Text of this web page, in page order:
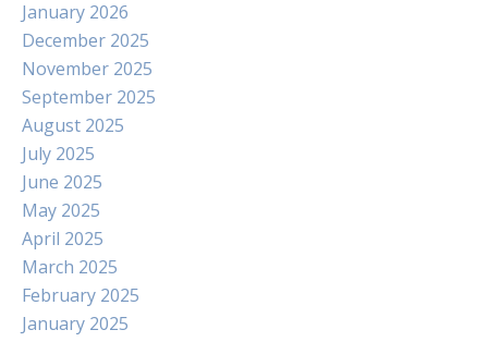
January 2026
December 2025
November 2025
September 2025
August 2025
July 2025
June 2025
May 2025
April 2025
March 2025
February 2025
January 2025